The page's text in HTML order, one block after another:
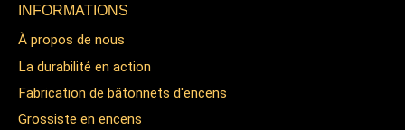
INFORMATIONS
À propos de nous
La durabilité en action
Fabrication de bâtonnets d'encens
Grossiste en encens